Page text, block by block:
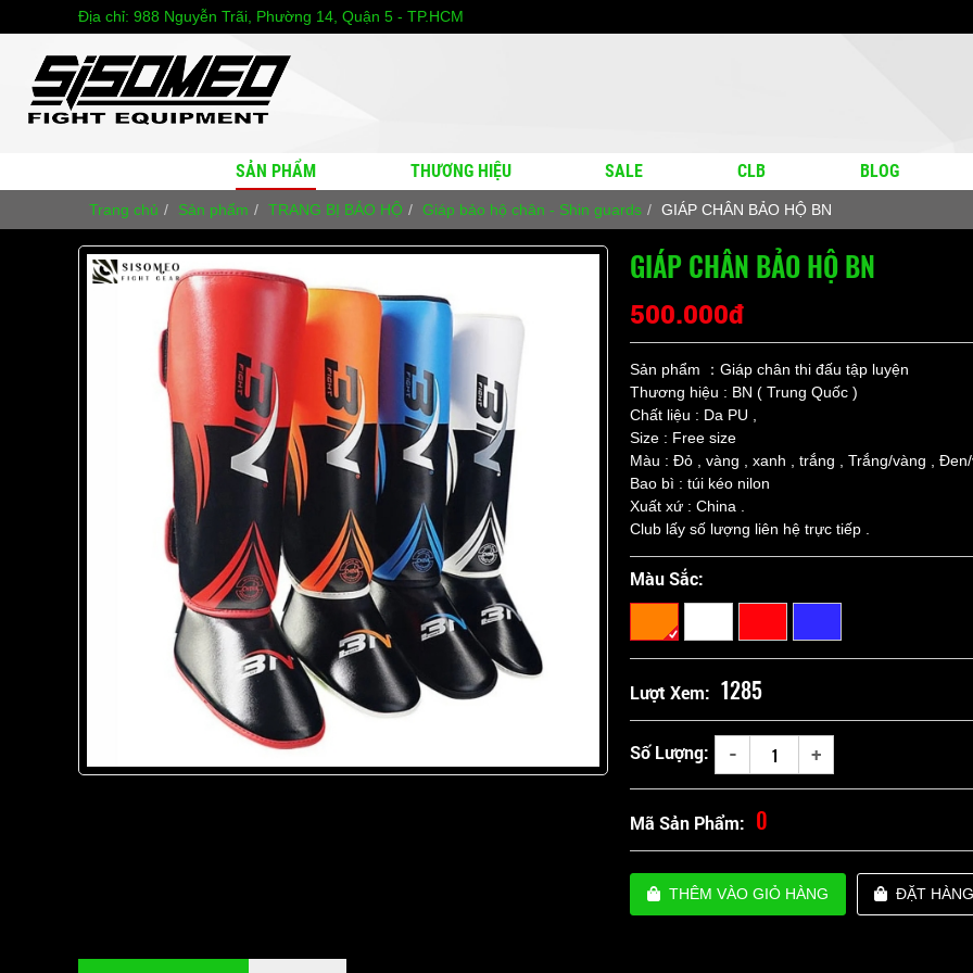
Địa chỉ: 988 Nguyễn Trãi, Phường 14, Quận 5 - TP.HCM
SẢN PHẨM THƯƠNG HIỆU SALE CLB BLOG
Trang chủ Sản phẩm TRANG BỊ BẢO HỘ Giáp bảo hộ chân - Shin guards GIÁP CHÂN BẢO HỘ BN
GIÁP CHÂN BẢO HỘ BN
500.000đ
Sản phẩm ：Giáp chân thi đấu tập luyện
Thương hiệu : BN ( Trung Quốc )
Chất liệu : Da PU ,
Size : Free size
Màu : Đỏ , vàng , xanh , trắng , Trắng/vàng ,
Bao bì : túi kéo nilon
Xuất xứ : China .
Club lấy số lượng liên hệ trực tiếp .
Màu Sắc:
Lượt Xem: 1285
Số Lượng: - +
Mã Sản Phẩm: 0
THÊM VÀO GIỎ HÀNG ĐẶT